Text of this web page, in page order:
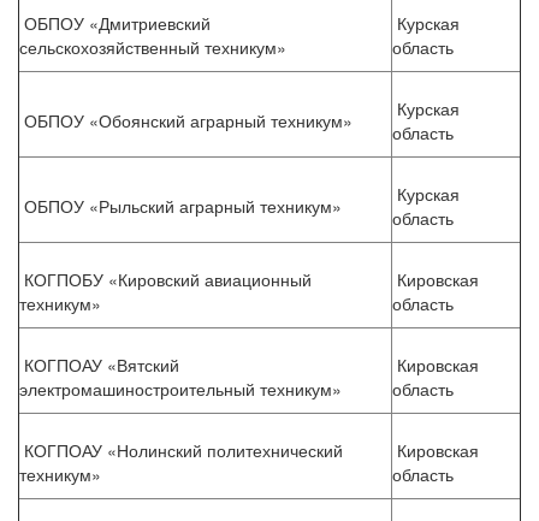
ОБПОУ «Дмитриевский
сельскохозяйственный техникум»
Курская
область
ОБПОУ «Обоянский аграрный техникум»
Курская
область
ОБПОУ «Рыльский аграрный техникум»
Курская
область
КОГПОБУ «Кировский авиационный
техникум»
Кировская
область
КОГПОАУ «Вятский
электромашиностроительный техникум»
Кировская
область
КОГПОАУ «Нолинский политехнический
техникум»
Кировская
область